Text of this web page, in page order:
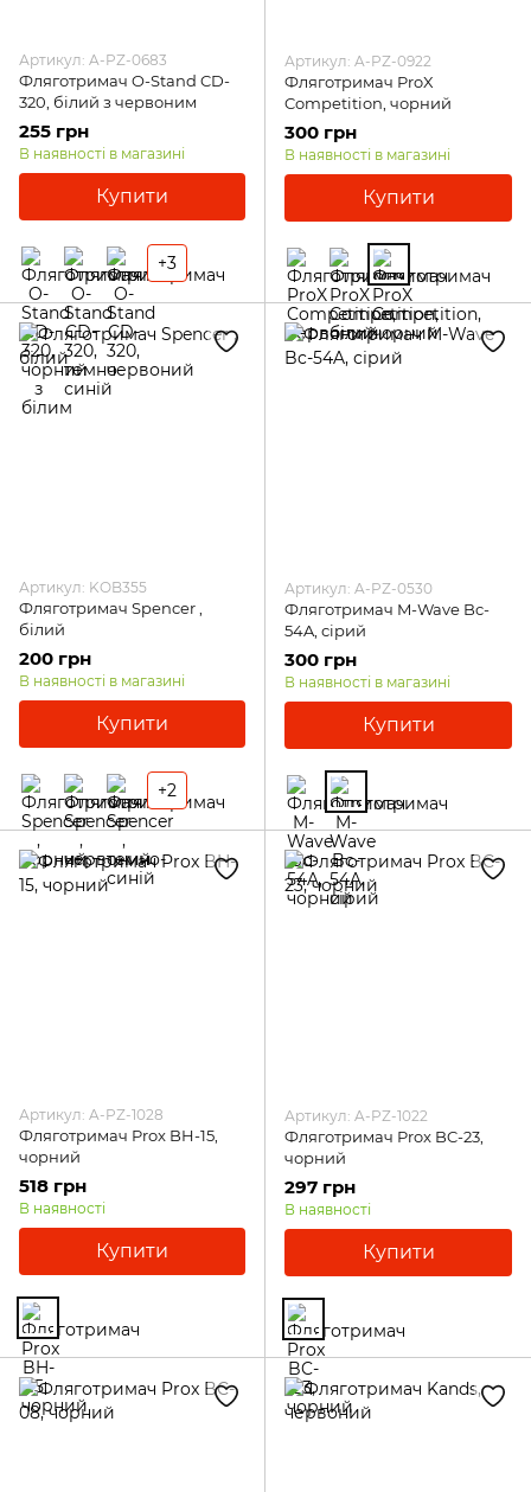
Артикул: A-PZ-0683
Фляготримач O-Stand CD-
320, білий з червоним
255 грн
В наявності в магазині
Купити
+3
Артикул: A-PZ-0922
Фляготримач ProX
Competition, чорний
300 грн
В наявності в магазині
Купити
Артикул: KOB355
Фляготримач Spencer ,
білий
200 грн
В наявності в магазині
Купити
+2
Артикул: A-PZ-0530
Фляготримач M-Wave Bc-
54A, сірий
300 грн
В наявності в магазині
Купити
Артикул: A-PZ-1028
Фляготримач Prox BH-15,
чорний
518 грн
В наявності
Купити
Артикул: A-PZ-1022
Фляготримач Prox BC-23,
чорний
297 грн
В наявності
Купити